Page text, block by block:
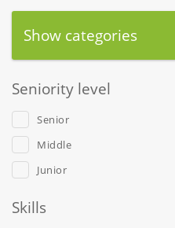
Show categories
Seniority level
Senior
Middle
Junior
Skills